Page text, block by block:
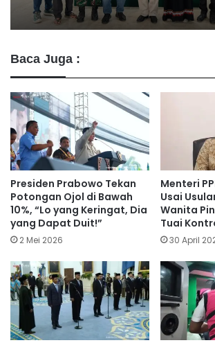
Baca Juga :
Presiden Prabowo Tekan
Potongan Ojol di Bawah
10%, “Lo yang Keringat, Dia
yang Dapat Duit!”
2 Mei 2026
Menteri
Usai
Wanita
Tuai
30 April